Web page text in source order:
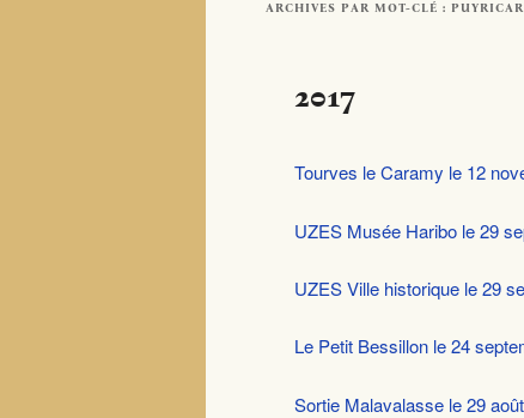
ARCHIVES PAR MOT-CLÉ :
2017
Tourves le Caramy le 12
UZES Musée Haribo le 29
UZES Ville historique le 29
Le Petit Bessillon le 24
Sortie Malavalasse le 29